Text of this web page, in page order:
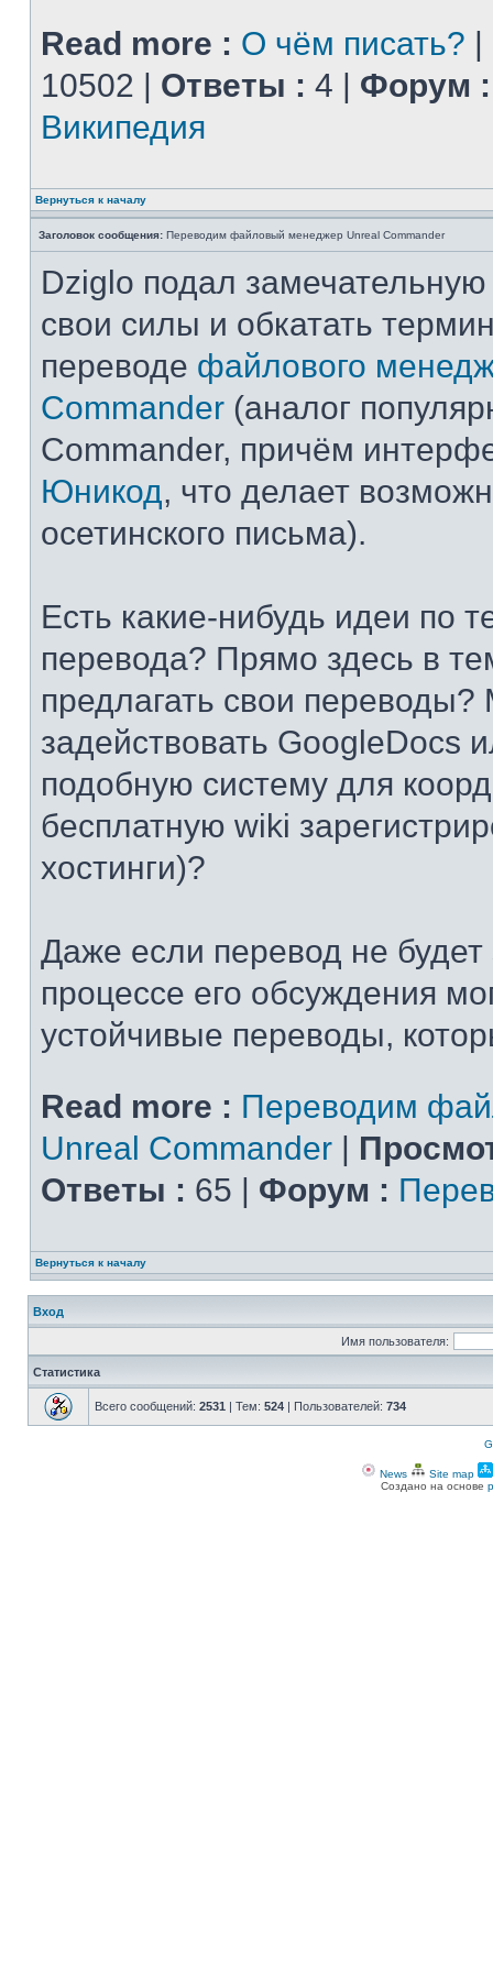
Read more : О чём писать? |
10502 | Ответы : 4 | Форум :
Википедия
Вернуться к началу
Заголовок сообщения: Переводим файловый менеджер Unreal Commander
Dziglo подал
свои силы и обкатать
переводе файлового
Commander (аналог
Commander, причём
Юникод, что делает
осетинского письма).
Есть какие-нибудь идеи по
перевода? Прямо здесь в
предлагать свои переводы?
задействовать GoogleDocs
подобную систему для
бесплатную wiki
хостинги)?
Даже если перевод не
процессе его обсуждения
устойчивые переводы,
Read more : Переводим
Unreal Commander |
Ответы : 65 | Форум :
Вернуться к началу
Вход
Имя пользователя:
Статистика
Всего сообщений: 2531 | Тем: 524 | Пользователей: 734
News Site map
Создано на основе